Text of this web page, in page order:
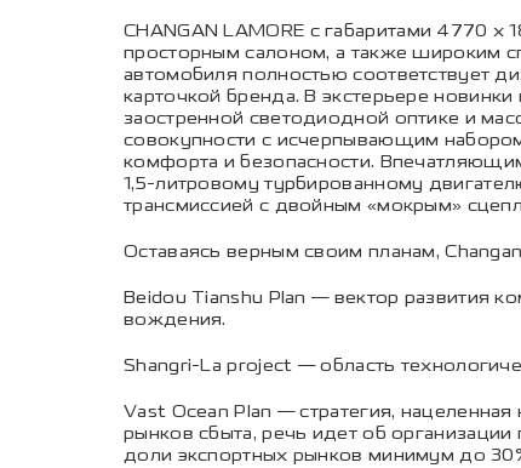
CHANGAN LAMORE с габаритами 4770
просторным салоном, а также широким
автомобиля полностью соответствует
карточкой бренда. В экстерьере
заостренной светодиодной оптике и
совокупности с исчерпывающим
комфорта и безопасности.
1,5-литровому турбированному
трансмиссией с двойным «мокрым»
Оставаясь верным своим планам,
Beidou Tianshu Plan — вектор развития
вождения.
Shangri-La project — область
Vast Ocean Plan — стратегия,
рынков сбыта, речь идет об
доли экспортных рынков минимум до